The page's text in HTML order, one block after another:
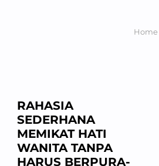
Home
RAHASIA
SEDERHANA
MEMIKAT HATI
WANITA TANPA
HARUS BERPURA-